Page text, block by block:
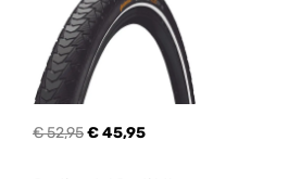
€ 52,95€ 45,95